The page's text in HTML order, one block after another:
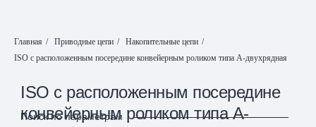
Главная / Приводные цепи / Накопительные цепи /
ISO с расположенным посередине конвейерным роликом типа А-двухрядная
ISO с расположенным посередине
конвейерным роликом типа А-
Поиск по параметрам